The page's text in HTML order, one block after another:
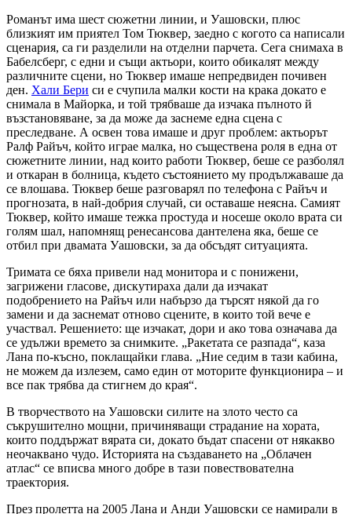
Романът има шест сюжетни линии, и Уашовски, плюс
близкият им приятел Том Тюквер, заедно с когото са написали
сценария, са ги разделили на отделни парчета. Сега снимаха в
Бабелсберг, с едни и същи актьори, които обикалят между
различните сцени, но Тюквер имаше непредвиден почивен
ден. Хали Бери си е счупила малки кости на крака докато е
снимала в Майорка, и той трябваше да изчака пълното й
възстановяване, за да може да заснеме една сцена с
преследване. А освен това имаше и друг проблем: актьорът
Ралф Райъч, който играе малка, но съществена роля в една от
сюжетните линии, над които работи Тюквер, беше се разболял
и откаран в болница, където състоянието му продължаваше да
се влошава. Тюквер беше разговарял по телефона с Райъч и
прогнозата, в най-добрия случай, си оставаше неясна. Самият
Тюквер, който имаше тежка простуда и носеше около врата си
голям шал, напомнящ ренесансова дантелена яка, беше се
отбил при двамата Уашовски, за да обсъдят ситуацията.
Тримата се бяха привели над монитора и с понижени,
загрижени гласове, дискутираха дали да изчакат
подобрението на Райъч или набързо да търсят някой да го
замени и да заснемат отново сцените, в които той вече е
участвал. Решението: ще изчакат, дори и ако това означава да
се удължи времето за снимките. „Ракетата се разпада“, каза
Лана по-късно, поклащайки глава. „Ние седим в тази кабина,
не можем да излезем, само един от моторите функционира – и
все пак трябва да стигнем до края“.
В творчеството на Уашовски силите на злото често са
съкрушително мощни, причиняващи страдание на хората,
които поддържат вярата си, докато бъдат спасени от някакво
неочаквано чудо. Историята на създаването на „Облачен
атлас“ се вписва много добре в тази повествователна
траектория.
През пролетта на 2005 Лана и Анди Уашовски се намирали в